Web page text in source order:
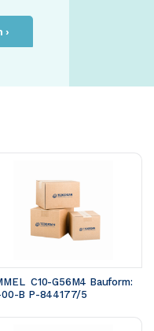
›
C10-G56M4 Bauform:
00-B P-844177/5